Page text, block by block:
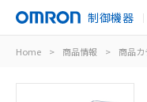
制御機器
Home > 商品情報 > 商品カ